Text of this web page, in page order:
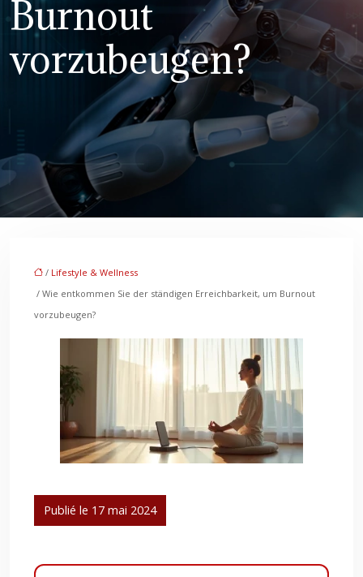
Burnout
vorzubeugen?
/ Lifestyle & Wellness
/ Wie entkommen Sie der ständigen Erreichbarkeit, um Burnout
vorzubeugen?
Publié le 17 mai 2024